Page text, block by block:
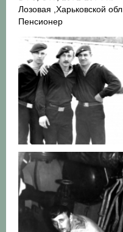
Лозовая ,Харьковской обл.
Пенсионер